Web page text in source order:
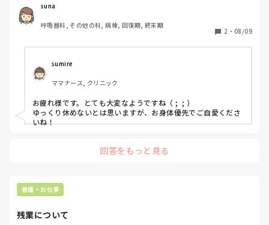
３時間４５分時間外労働。
明日日勤だから、ぎりぎり１１時間。
研修も勤務優先だからまともに行けない。
健康診断すら行けない人もでてきました。自分で、受けに行
かないとならず。それほど人出不足というか、コロナ患者は
一般患者よりてがかかる。
お腹すいてるのに、夕飯作ってもらったけど食べるのを諦め
睡眠優先することにしました。
suna
呼吸器科, その他の科, 病棟, 回復期, 終末期
2 ・ 08/09
sumire
ママナース, クリニック
お疲れ様です。とても大変なようですね（ ;  ; ）
ゆっくり休めないとは思いますが、お身体優先でご自愛くださ
いね！
回答をもっと見る
看護・お仕事
残業について